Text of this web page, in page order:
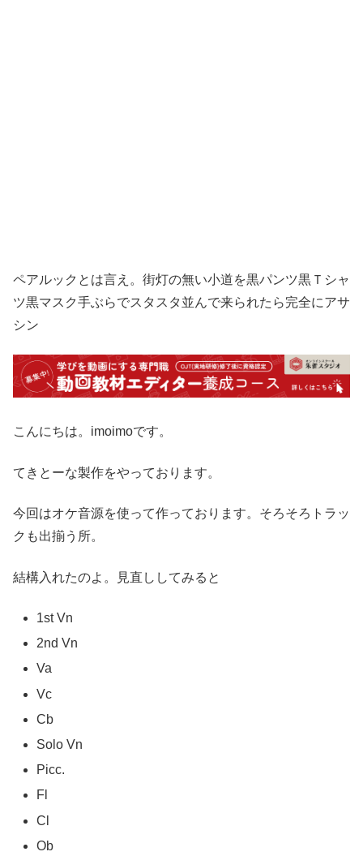
ペアルックとは言え。街灯の無い小道を黒パンツ黒Ｔシャ
ツ黒マスク手ぶらでスタスタ並んで来られたら完全にアサ
シン
こんにちは。imoimoです。
てきとーな製作をやっております。
今回はオケ音源を使って作っております。そろそろトラッ
クも出揃う所。
結構入れたのよ。見直ししてみると
1st Vn
2nd Vn
Va
Vc
Cb
Solo Vn
Picc.
Fl
Cl
Ob